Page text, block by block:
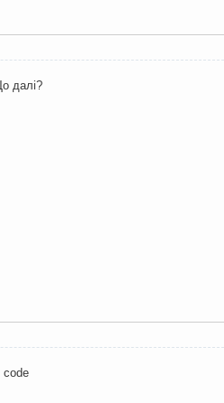
далі?
code